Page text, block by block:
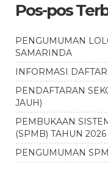
Pos-pos
PENGUMUMAN
SAMARINDA
INFORMASI
PENDAFTARAN
JAUH)
PEMBUKAAN
(SPMB) TAHUN 2026
PENGUMUMAN